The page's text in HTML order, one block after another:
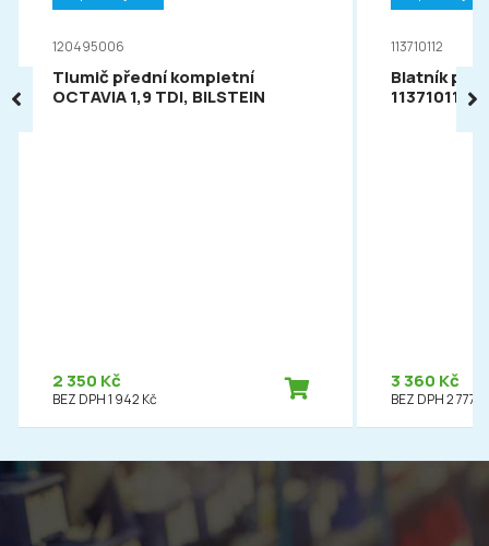
120495006
Tlumič přední kompletní
OCTAVIA 1,9 TDI, BILSTEIN
2 350 Kč
BEZ DPH 1 942 Kč
113710112
Blatník
113710112
3 360 Kč
BEZ DPH 2 777